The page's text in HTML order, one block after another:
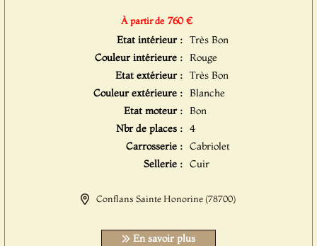
À partir de 760 €
Etat intérieur : Très Bon
Couleur intérieure : Rouge
Etat extérieur : Très Bon
Couleur extérieure : Blanche
Etat moteur : Bon
Nbr de places : 4
Carrosserie : Cabriolet
Sellerie : Cuir
Conflans Sainte Honorine (78700)
En savoir plus